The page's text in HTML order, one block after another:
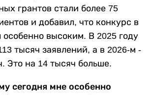
грантов стали более 75
и добавил, что конкурс в
особенно высоким. В 2025 году
тысяч заявлений, а в 2026-м -
Это на 14 тысяч больше.
сегодня мне особенно